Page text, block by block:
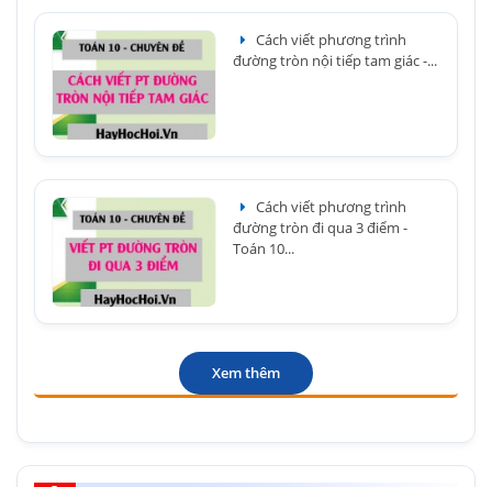
Cách viết phương trình
đường tròn nội tiếp tam giác -...
Cách viết phương trình
đường tròn đi qua 3 điểm -
Toán 10...
Xem thêm